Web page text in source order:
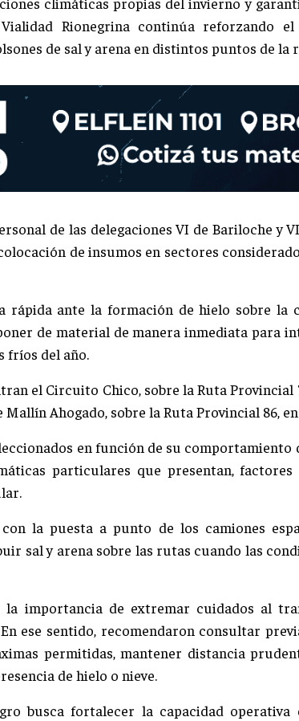
Rionegrina continúa reforzando
de sal y arena en distintos puntos de la
de las delegaciones VI de Bariloche y
de insumos en sectores
rápida ante la formación de hielo sobre la
de material de manera inmediata para
fríos del año.
el Circuito Chico, sobre la Ruta Provincial
Ahogado, sobre la Ruta Provincial 86,
en función de su
particulares que presentan, factores
la puesta a punto de los camiones
sal y arena sobre las rutas cuando las
la importancia de extremar cuidados al
ese sentido, recomendaron consultar
permitidas, mantener distancia
de hielo o nieve.
busca fortalecer la capacidad operativa